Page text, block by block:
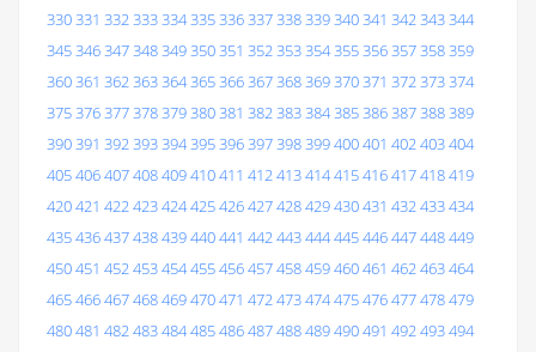
330331 332333334335336337338339340341 342343344
345346347348349350351 352353354355356357358359
360361 362363364365366367368369370371 372373374
375376377378379380381 382383384385386387388389
390391 392393394395396397398399400401 402403404
405406407408409410411 412413414415416417418419
420421 422423424425426427428429430431 432433434
435436437438439440441 442443444445446447448449
450451 452453454455456457458459460461 462463464
465466467468469470471 472473474475476477478479
480481 482483484485486487488489490491 492493494